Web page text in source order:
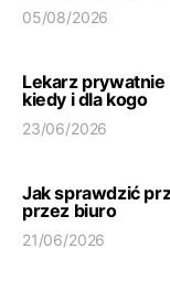
05/08/2026
Lekarz
kiedy i dla kogo
23/06/2026
Jak sprawdzić
przez biuro
21/06/2026